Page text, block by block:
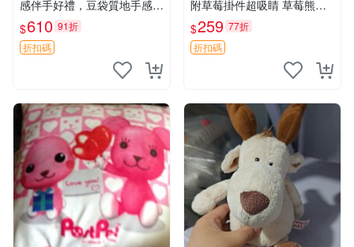
感伴手好禮，豆袋質地手感
佳，抱枕小熊 recom 推薦 白
色豆袋 玩具
$610 91折
折扣碼
附草莓掛件超吸睛 草莓熊手
提包 草莓掛件 可愛portunes
e
$259 77折
折扣碼